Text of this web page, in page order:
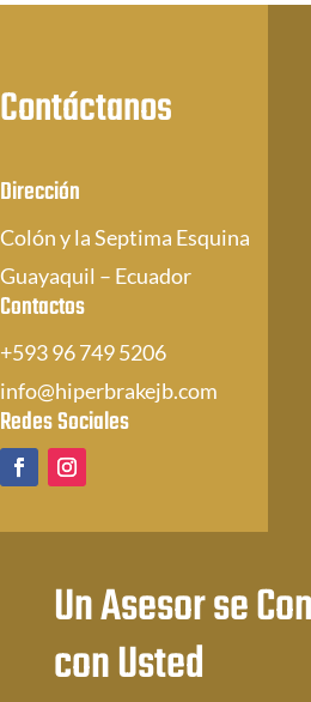
Contáctanos
Dirección
Colón y la Septima Esquina
Guayaquil – Ecuador
Contactos
+593 96 749 5206
info@hiperbrakejb.com
Redes Sociales
Un Asesor se
con Usted